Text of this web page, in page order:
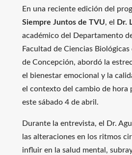
En una reciente edición del
Siempre Juntos de TVU, el Dr.
académico del Departamento
Facultad de Ciencias
de Concepción, abordó la
el bienestar emocional y la
el contexto del cambio de hora
este sábado 4 de abril.
Durante la entrevista, el Dr.
las alteraciones en los ritmos
influir en la salud mental,